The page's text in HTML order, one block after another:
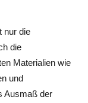
nur die
die
Materialien wie
und
Ausmaß der